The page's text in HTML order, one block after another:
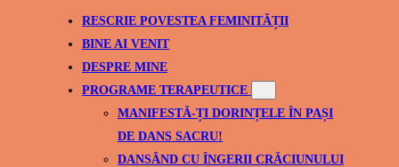
RESCRIE POVESTEA FEMINITĂȚII
BINE AI VENIT
DESPRE MINE
PROGRAME TERAPEUTICE
MANIFESTĂ-ȚI DORINȚELE ÎN PAȘI
DE DANS SACRU!
DANSÂND CU ÎNGERII CRĂCIUNULUI